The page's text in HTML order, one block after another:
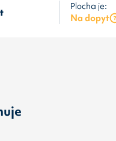
Plocha je:
Na dopyt